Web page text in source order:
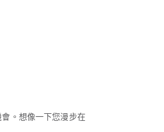
。想像一下您漫步在